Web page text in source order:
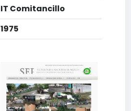
IT Comitancillo
1975